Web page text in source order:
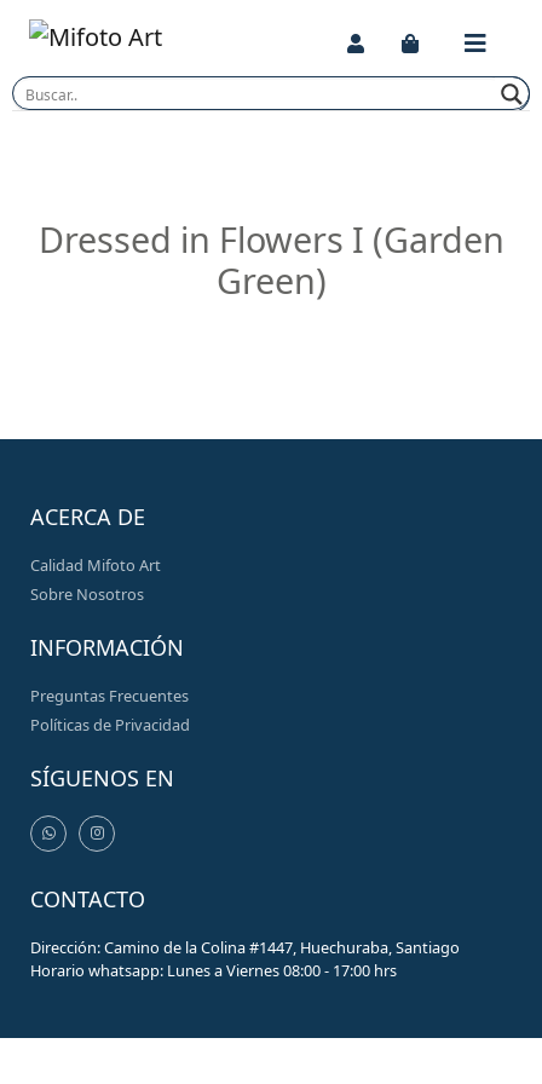
Skip
content
Dressed in Flowers I (Garden
Green)
ACERCA DE
Calidad Mifoto Art
Sobre Nosotros
INFORMACIÓN
Preguntas Frecuentes
Políticas de Privacidad
SÍGUENOS EN
CONTACTO
Dirección: Camino de la Colina #1447, Huechuraba, Santiago
Horario whatsapp: Lunes a Viernes 08:00 - 17:00 hrs